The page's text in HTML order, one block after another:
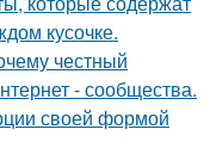
кусочке.
честный
- сообщества.
своей формой